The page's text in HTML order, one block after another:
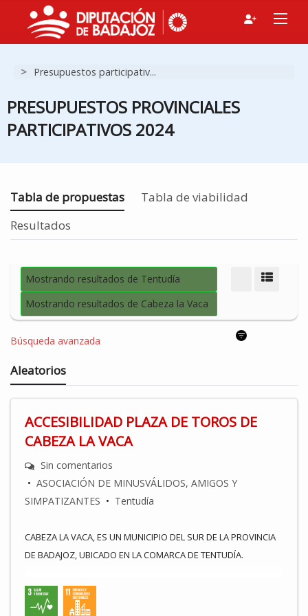
> Presupuestos participativ...
PRESUPUESTOS PROVINCIALES
PARTICIPATIVOS 2024
Estás en
Tabla de propuestas
Tabla de viabilidad
Resultados
Mostrando resultados de Tentudía
Mostrando resultados de Cabeza la Vaca
Búsqueda avanzada
Aleatorios
ACCESIBILIDAD PLAZA DE TOROS DE
CABEZA LA VACA
Sin comentarios
• ASOCIACIÓN DE MINUSVÁLIDOS, AMIGOS Y
SIMPATIZANTES • Tentudía
CABEZA LA VACA, ES UN MUNICIPIO DEL SUR DE LA PROVINCIA
DE BADAJOZ, UBICADO EN LA COMARCA DE TENTUDÍA.
CUENTA CON UNOS 1300 HABITANTES, DE LOS QUE EL 51%
SON HOMBRES Y EL 49% MUJERES.